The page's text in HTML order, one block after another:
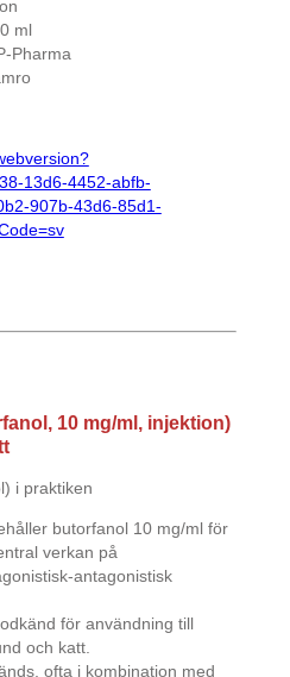
ml
13d6-4452-abfb-
907b-43d6-85d1-
10 mg/ml, injektion)
i praktiken
butorfanol 10 mg/ml för
verkan på
antagonistisk
för användning till
och katt.
ofta i kombination med